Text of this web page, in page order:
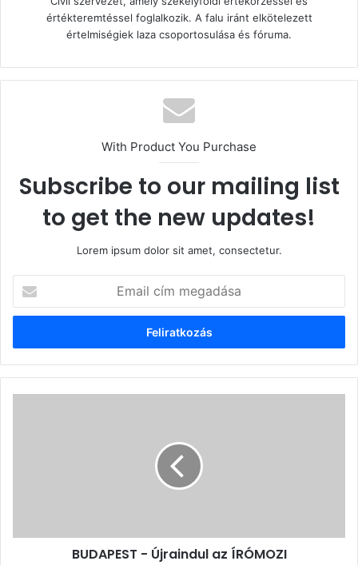
értékteremtéssel foglalkozik. A falu iránt elkötelezett
értelmiségiek laza csoportosulása és fóruma.
With Product You Purchase
Subscribe to our mailing list
to get the new updates!
Lorem ipsum dolor sit amet, consectetur.
cím
megadása
BUDAPEST - Újraindul az ÍRÓMOZI